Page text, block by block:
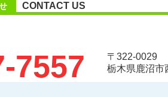
CONTACT US
7557
〒322-0029
栃木県鹿沼市